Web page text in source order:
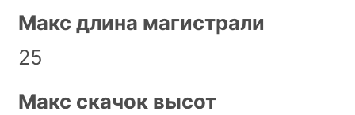
Макс длина магистрали
25
Макс скачок высот